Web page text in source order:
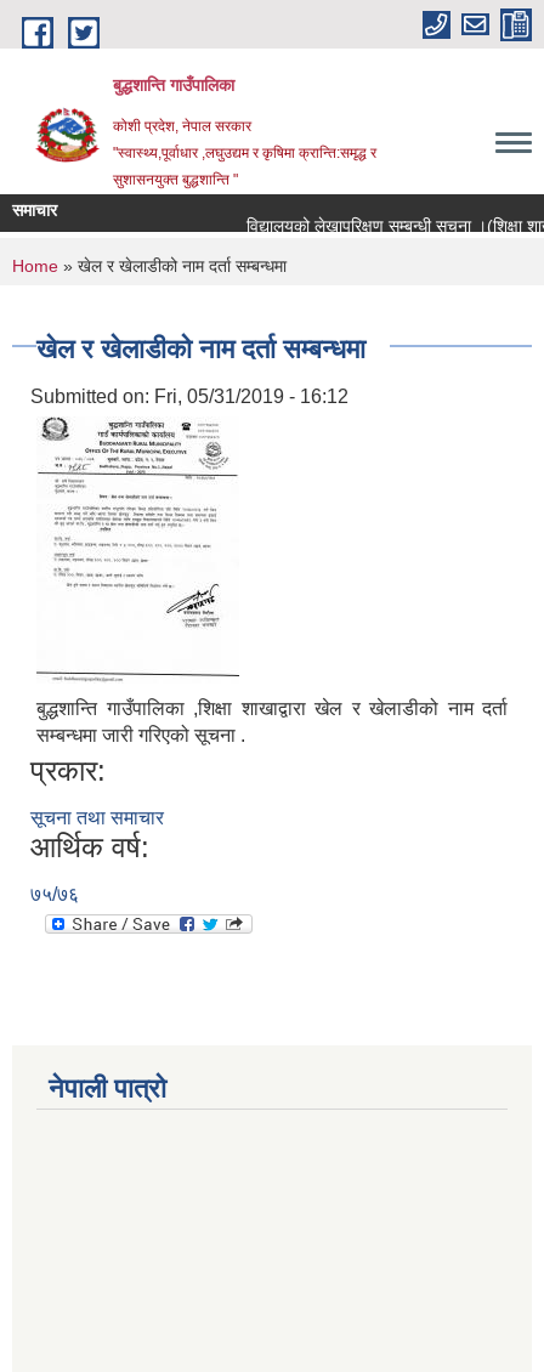
Skip to main content
बुद्धशान्ति गाउँपालिका
कोशी प्रदेश, नेपाल सरकार
"स्वास्थ्य,पूर्वाधार ,लघुउद्यम र कृषिमा क्रान्ति:समृद्ध र
सुशासनयुक्त बुद्धशान्ति "
समाचार
विद्यालयको लेखापरिक्षण सम्बन्धी सूचना ।(शिक्षा
You are here
Home » खेल र खेलाडीको नाम दर्ता सम्बन्धमा
खेल र खेलाडीको नाम दर्ता सम्बन्धमा
Submitted on: Fri, 05/31/2019 - 16:12
बुद्धशान्ति गाउँपालिका ,शिक्षा शाखाद्वारा खेल र खेलाडीको नाम दर्ता
सम्बन्धमा जारी गरिएको सूचना .
प्रकार:
सूचना तथा समाचार
आर्थिक वर्ष:
७५/७६
नेपाली पात्रो